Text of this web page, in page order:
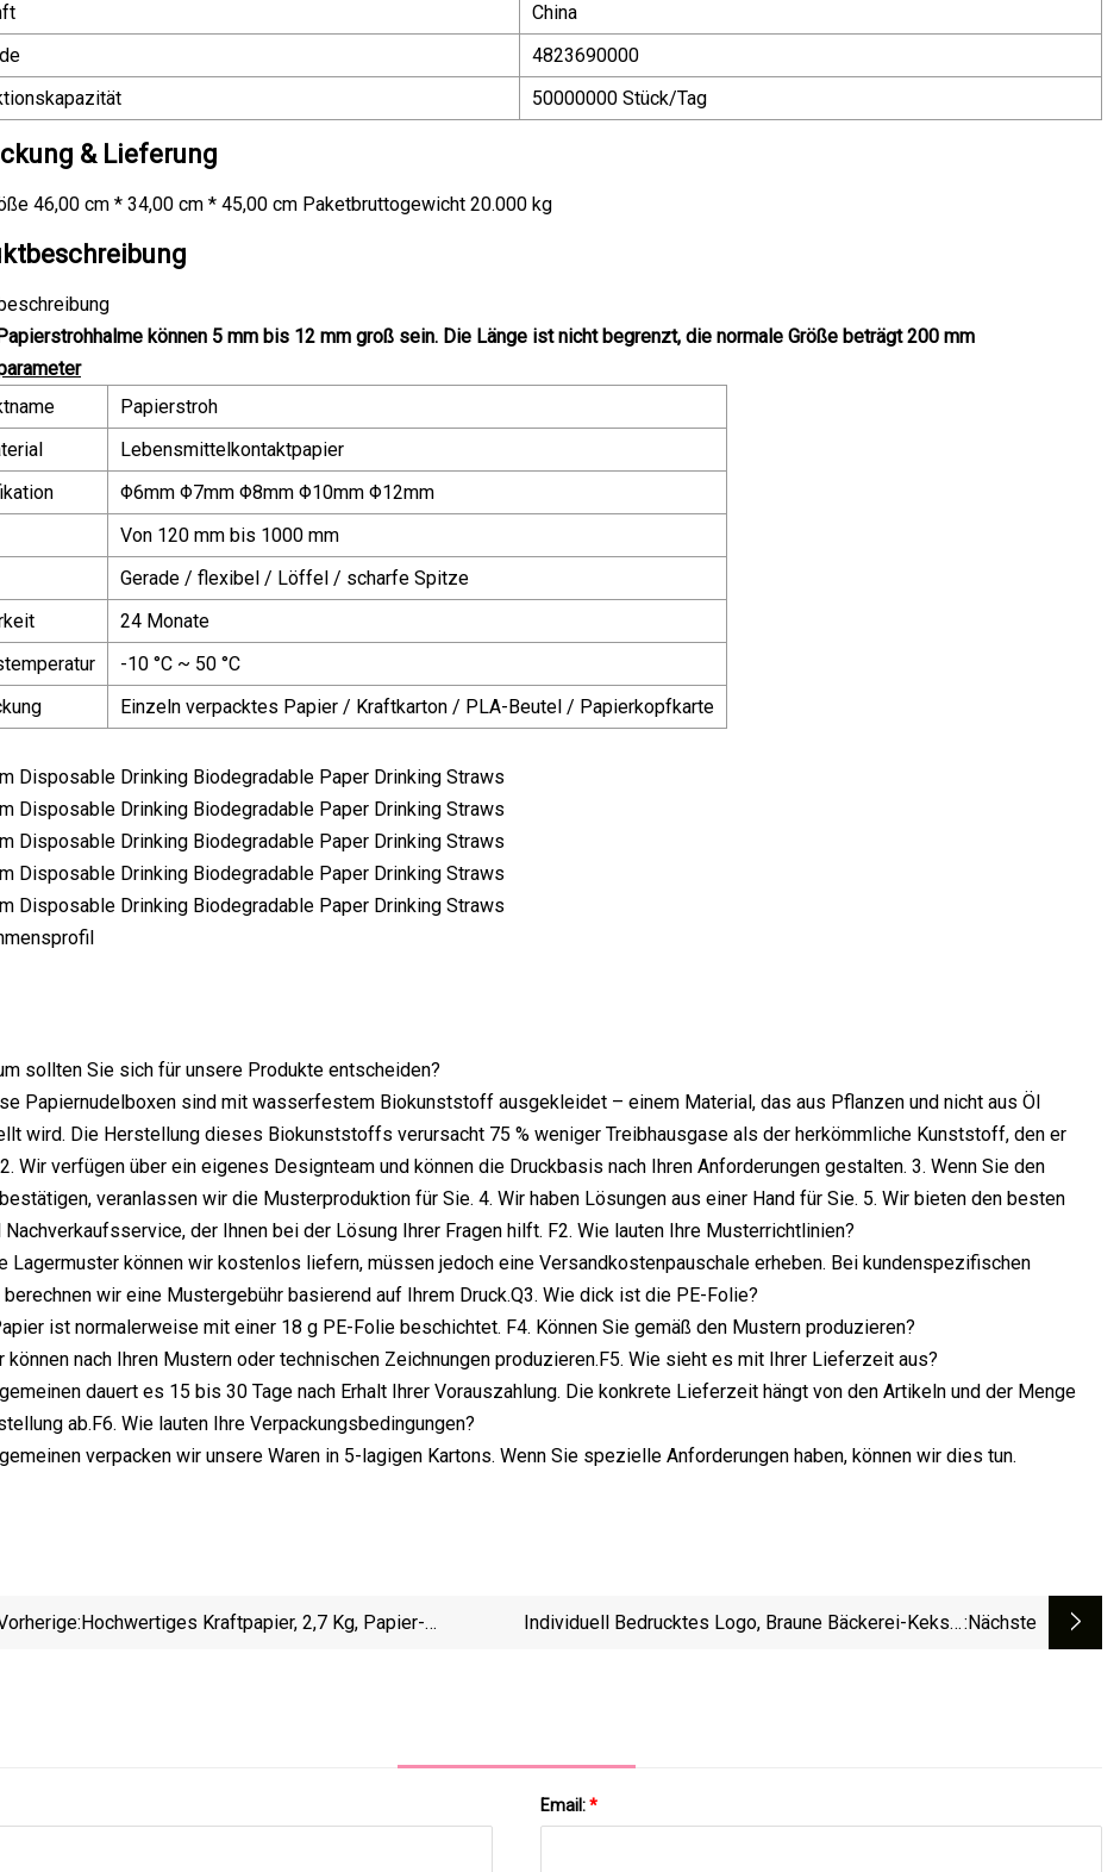
China
4823690000
50000000 Stück/Tag
& Lieferung
46,00 cm * 34,00 cm * 45,00 cm Paketbruttogewicht 20.000 kg
können 5 mm bis 12 mm groß sein. Die Länge ist nicht begrenzt, die normale Größe beträgt 200 mm
Papierstroh
Lebensmittelkontaktpapier
Φ6mm Φ7mm Φ8mm Φ10mm Φ12mm
Von 120 mm bis 1000 mm
Gerade / flexibel / Löffel / scharfe Spitze
24 Monate
-10 °C ~ 50 °C
Einzeln verpacktes Papier / Kraftkarton / PLA-Beutel / Papierkopfkarte
sollten Sie sich für unsere Produkte entscheiden?
Papiernudelboxen sind mit wasserfestem Biokunststoff ausgekleidet – einem Material, das aus Pflanzen und nicht aus Öl
wird. Die Herstellung dieses Biokunststoffs verursacht 75 % weniger Treibhausgase als der herkömmliche Kunststoff, den er
Wir verfügen über ein eigenes Designteam und können die Druckbasis nach Ihren Anforderungen gestalten. 3. Wenn Sie den
veranlassen wir die Musterproduktion für Sie. 4. Wir haben Lösungen aus einer Hand für Sie. 5. Wir bieten den besten
Nachverkaufsservice, der Ihnen bei der Lösung Ihrer Fragen hilft. F2. Wie lauten Ihre Musterrichtlinien?
Lagermuster können wir kostenlos liefern, müssen jedoch eine Versandkostenpauschale erheben. Bei kundenspezifischen
wir eine Mustergebühr basierend auf Ihrem Druck.Q3. Wie dick ist die PE-Folie?
ist normalerweise mit einer 18 g PE-Folie beschichtet. F4. Können Sie gemäß den Mustern produzieren?
können nach Ihren Mustern oder technischen Zeichnungen produzieren.F5. Wie sieht es mit Ihrer Lieferzeit aus?
dauert es 15 bis 30 Tage nach Erhalt Ihrer Vorauszahlung. Die konkrete Lieferzeit hängt von den Artikeln und der Menge
ab.F6. Wie lauten Ihre Verpackungsbedingungen?
verpacken wir unsere Waren in 5-lagigen Kartons. Wenn Sie spezielle Anforderungen haben, können wir dies tun.
Hochwertiges Kraftpapier, 2,7 Kg, Papier-
Individuell Bedrucktes Logo, Braune Bäckerei-Kekse,:nächste
Email:*